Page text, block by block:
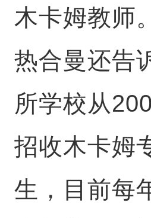
木卡姆教师
热合曼还告
所学校从
招收木卡姆
生，目前每